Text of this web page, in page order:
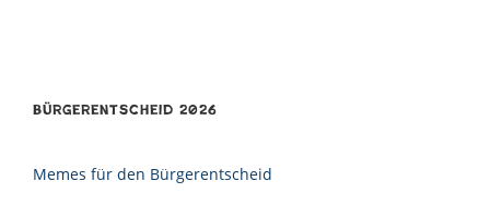
Bürgerentscheid 2026
Memes für den Bürgerentscheid